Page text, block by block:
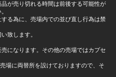
が売り切れる時間は前後する可能性が
る為に、売場内での並び直し行為は禁
致します。
になります。その他の売場ではカプセ
場に両替所を設けておりますので、そ